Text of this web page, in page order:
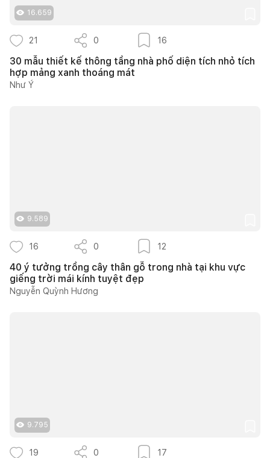
16.659
21 0 16
30 mẫu thiết kế thông tầng nhà phố diện tích nhỏ tích
hợp mảng xanh thoáng mát
Như Ý
9.589
16 0 12
40 ý tưởng trồng cây thân gỗ trong nhà tại khu vực
giếng trời mái kính tuyệt đẹp
Nguyễn Quỳnh Hương
9.795
19 0 17